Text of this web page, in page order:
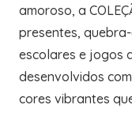
amoroso, a
presentes,
escolares e jogos
desenvolvidos
cores vibrantes